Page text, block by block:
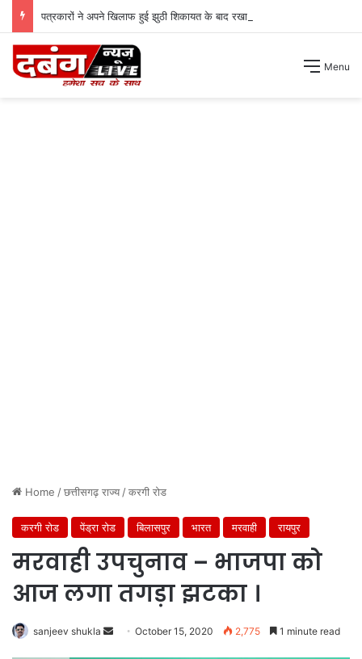
पत्रकारों ने अपने खिलाफ हुई झुठी शिकायत के बाद रखा अपना पक्ष ।
Menu
Home /छत्तीसगढ़ राज्य/करगी रोड
करगी रोड पेंड्रा रोड बिलासपुर भारत मरवाही रायपुर
मरवाही उपचुनाव – भाजपा को
आज लगा तगड़ा झटका ।
sanjeev shukla
SendOctober 15, 2020 2,775 1 minute read